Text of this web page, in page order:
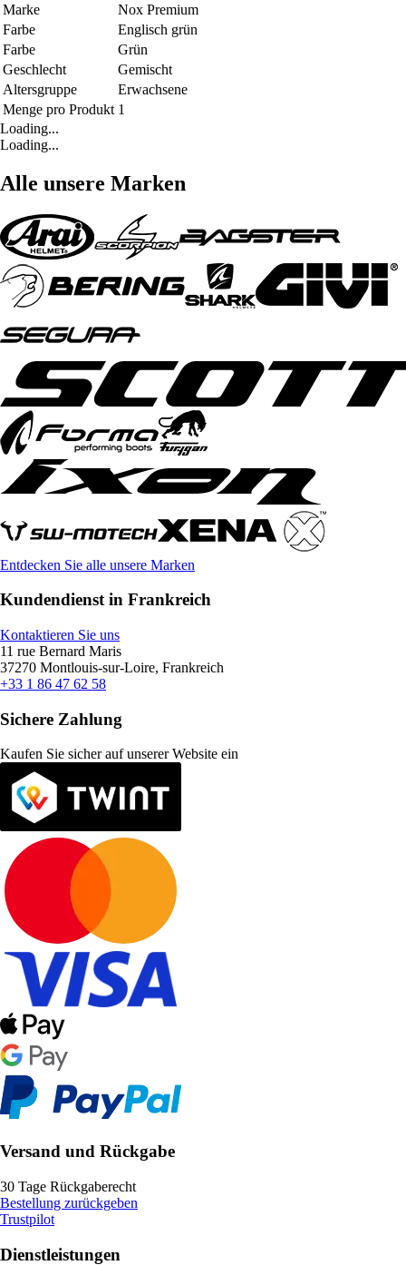
Marke
Nox Premium
Farbe
Englisch grün
Farbe
Grün
Geschlecht
Gemischt
Altersgruppe
Erwachsene
Menge pro Produkt 1
Loading...
Loading...
Alle unsere Marken
Entdecken Sie alle unsere Marken
Kundendienst in Frankreich
Kontaktieren Sie uns
11 rue Bernard Maris
37270 Montlouis-sur-Loire, Frankreich
+33 1 86 47 62 58
Sichere Zahlung
Kaufen Sie sicher auf unserer Website ein
Versand und Rückgabe
30 Tage Rückgaberecht
Bestellung zurückgeben
Trustpilot
Dienstleistungen